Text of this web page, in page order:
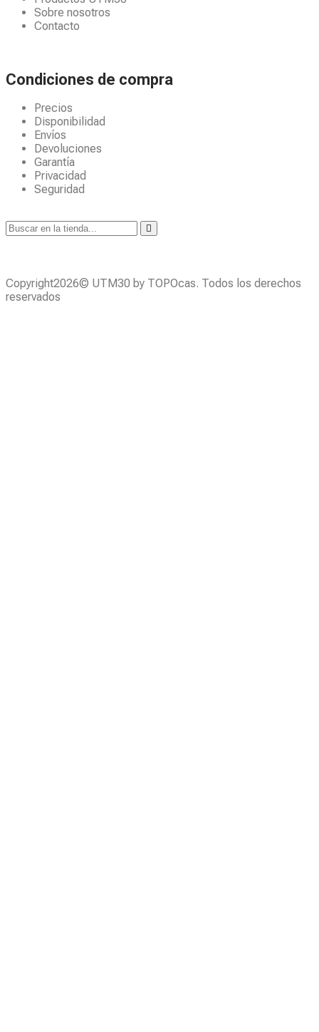
Sobre nosotros
Contacto
Condiciones de compra
Precios
Disponibilidad
Envíos
Devoluciones
Garantía
Privacidad
Seguridad
Copyright2026© UTM30 by TOPOcas. Todos los derechos
reservados